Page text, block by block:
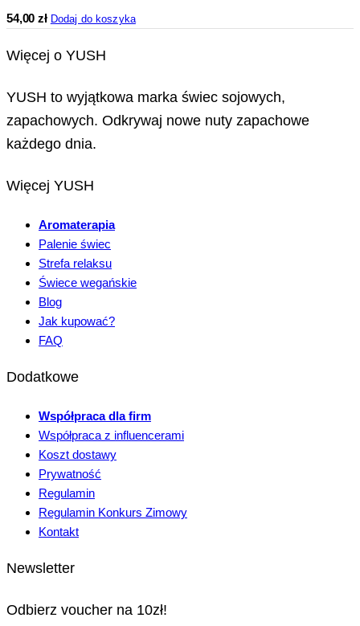
54,00zł Dodaj do koszyka
Więcej o YUSH
YUSH to wyjątkowa marka świec sojowych,
zapachowych. Odkrywaj nowe nuty zapachowe
każdego dnia.
Więcej YUSH
Aromaterapia
Palenie świec
Strefa relaksu
Świece wegańskie
Blog
Jak kupować?
FAQ
Dodatkowe
Współpraca dla firm
Współpraca z influencerami
Koszt dostawy
Prywatność
Regulamin
Regulamin Konkurs Zimowy
Kontakt
Newsletter
Odbierz voucher na 10zł!